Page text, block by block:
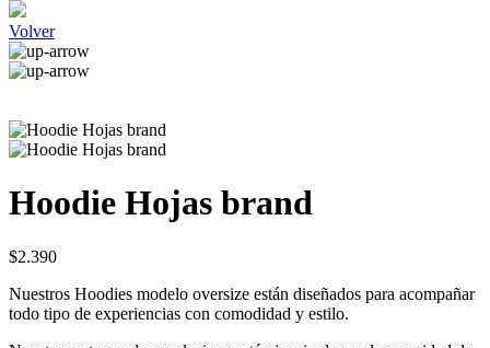
Volver
Hoodie Hojas brand
$2.390
Nuestros Hoodies modelo oversize están diseñados para acompañar
todo tipo de experiencias con comodidad y estilo.